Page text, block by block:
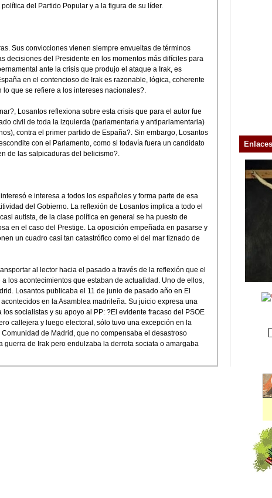
del Partido Popular y a la figura de su líder.
Sus convicciones vienen siempre envueltas de términos
decisiones del Presidente en los momentos más difíciles para
ante la crisis que produjo el ataque a Irak, es
en el contencioso de Irak es razonable, lógica, coherente
que se refiere a los intereses nacionales?.
Losantos reflexiona sobre esta crisis que para el autor fue
civil de toda la izquierda (parlamentaria y antiparlamentaria)
contra el primer partido de España?. Sin embargo, Losantos
con el Parlamento, como si todavía fuera un candidato
de las salpicaduras del belicismo?.
e interesa a todos los españoles y forma parte de esa
del Gobierno. La reflexión de Losantos implica a todo el
autista, de la clase política en general se ha puesto de
en el caso del Prestige. La oposición empeñada en pasarse y
un cuadro casi tan catastrófico como el del mar tiznado de
al lector hacia el pasado a través de la reflexión que el
los acontecimientos que estaban de actualidad. Uno de ellos,
Losantos publicaba el 11 de junio de pasado año en El
en la Asamblea madrileña. Su juicio expresa una
socialistas y su apoyo al PP: ?El evidente fracaso del PSOE
callejera y luego electoral, sólo tuvo una excepción en la
de Madrid, que no compensaba el desastroso
guerra de Irak pero endulzaba la derrota sociata o amargaba
Enlaces